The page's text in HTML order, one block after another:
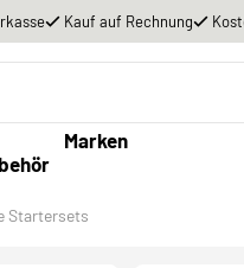
Kauf auf Rechnung
Marken
Startersets